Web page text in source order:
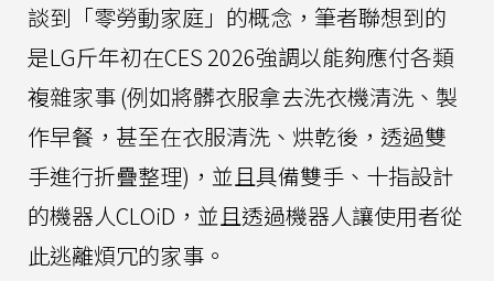
談到「零勞動家庭」的概念，筆者聯想到的
是LG斤年初在CES 2026強調以能夠應付各類
複雜家事 (例如將髒衣服拿去洗衣機清洗、製
作早餐，甚至在衣服清洗、烘乾後，透過雙
手進行折疊整理)，並且具備雙手、十指設計
的機器人CLOiD，並且透過機器人讓使用者從
此逃離煩冗的家事。